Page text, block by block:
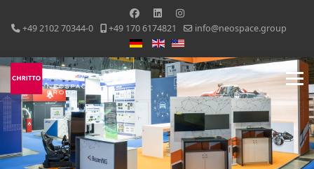
+49 2102 70344-0 +49 170 6174821
info@neospace.group
Sprache auswählen